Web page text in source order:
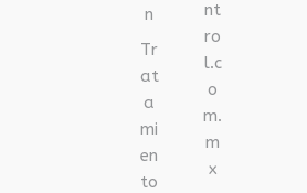
n
Tr
at
a
mi
en
to
nt
ro
l.c
o
m.
m
x